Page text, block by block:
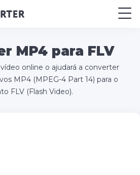
MP4 para FLV
online o ajudará a converter
MP4 (MPEG-4 Part 14) para o
FLV (Flash Video).